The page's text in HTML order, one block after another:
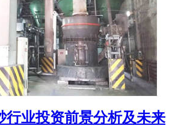
行业投资前景分析及未来